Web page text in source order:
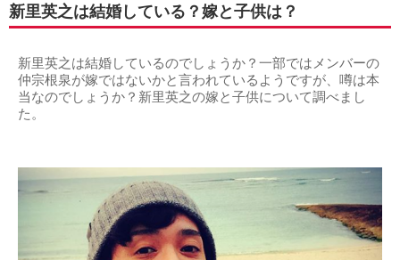
新里英之は結婚している？嫁と子供は？
新里英之は結婚しているのでしょうか？一部ではメンバーの
仲宗根泉が嫁ではないかと言われているようですが、噂は本
当なのでしょうか？新里英之の嫁と子供について調べまし
た。